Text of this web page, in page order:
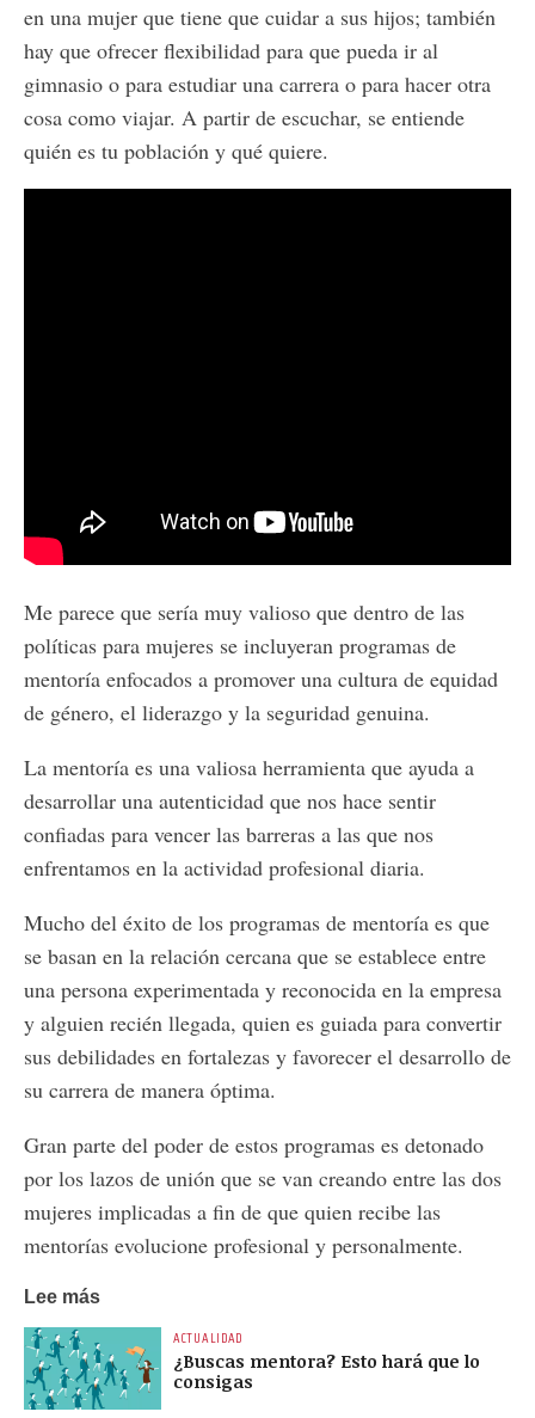
en una mujer que tiene que cuidar a sus hijos; también
hay que ofrecer flexibilidad para que pueda ir al
gimnasio o para estudiar una carrera o para hacer otra
cosa como viajar. A partir de escuchar, se entiende
quién es tu población y qué quiere.
Me parece que sería muy valioso que dentro de las
políticas para mujeres se incluyeran programas de
mentoría enfocados a promover una cultura de equidad
de género, el liderazgo y la seguridad genuina.
La mentoría es una valiosa herramienta que ayuda a
desarrollar una autenticidad que nos hace sentir
confiadas para vencer las barreras a las que nos
enfrentamos en la actividad profesional diaria.
Mucho del éxito de los programas de mentoría es que
se basan en la relación cercana que se establece entre
una persona experimentada y reconocida en la empresa
y alguien recién llegada, quien es guiada para convertir
sus debilidades en fortalezas y favorecer el desarrollo de
su carrera de manera óptima.
Gran parte del poder de estos programas es detonado
por los lazos de unión que se van creando entre las dos
mujeres implicadas a fin de que quien recibe las
mentorías evolucione profesional y personalmente.
Lee más
ACTUALIDAD
¿Buscas mentora? Esto hará que lo
consigas